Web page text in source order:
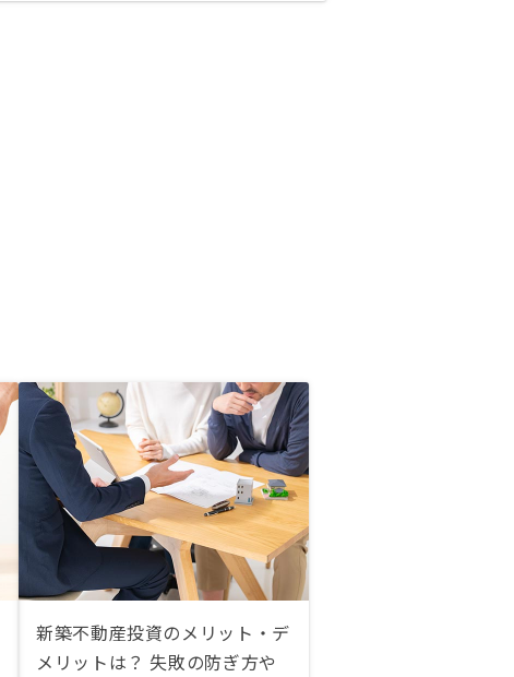
新築不動産投資のメリット・デ
メリットは？ 失敗の防ぎ方や